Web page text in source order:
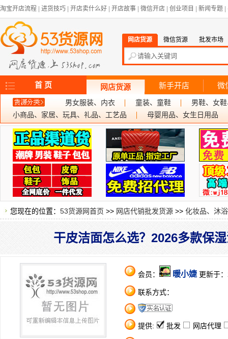
淘宝开店流程 进货技巧 开店卖什么好 开店故事 微信开店 创业项目 新闻专题
网店货源 微信货源 批发市场
首 页 网店货源 新手开店 微
男女服装、内衣 童装、童鞋
男鞋、女
小商品、家居、玩具、礼品、工艺品
母婴用品、女生日用品
您现在的位置： 53货源网首页 >> 网店代销批发货源 >> 化妆品、沐
干皮洁面怎么选？2026多款保
会员： 暖小婕 更新于
联系方式：
提供: 批发 网店代理